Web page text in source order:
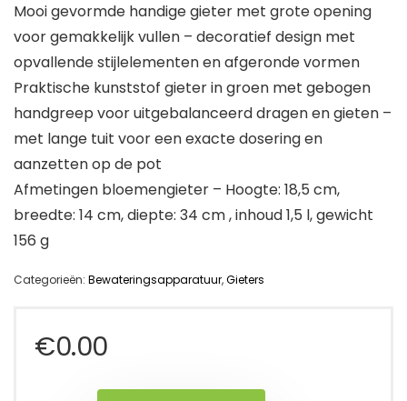
Mooi gevormde handige gieter met grote opening
voor gemakkelijk vullen – decoratief design met
opvallende stijlelementen en afgeronde vormen
Praktische kunststof gieter in groen met gebogen
handgreep voor uitgebalanceerd dragen en gieten –
met lange tuit voor een exacte dosering en
aanzetten op de pot
Afmetingen bloemengieter – Hoogte: 18,5 cm,
breedte: 14 cm, diepte: 34 cm , inhoud 1,5 l, gewicht
156 g
Categorieën: Bewateringsapparatuur,Gieters
€0.00